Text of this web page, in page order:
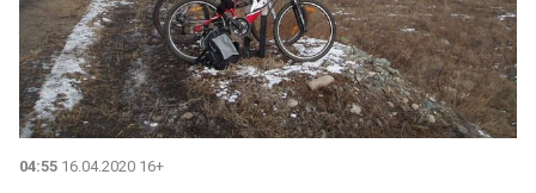
04:55 16.04.2020 16+